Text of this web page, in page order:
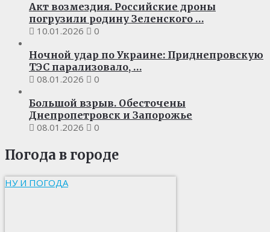
Акт возмездия. Российские дроны
погрузили родину Зеленского …
10.01.2026
0
Ночной удар по Украине: Приднепровскую
ТЭС парализовало, …
08.01.2026
0
Большой взрыв. Обесточены
Днепропетровск и Запорожье
08.01.2026
0
Погода в городе
НУ И ПОГОДА